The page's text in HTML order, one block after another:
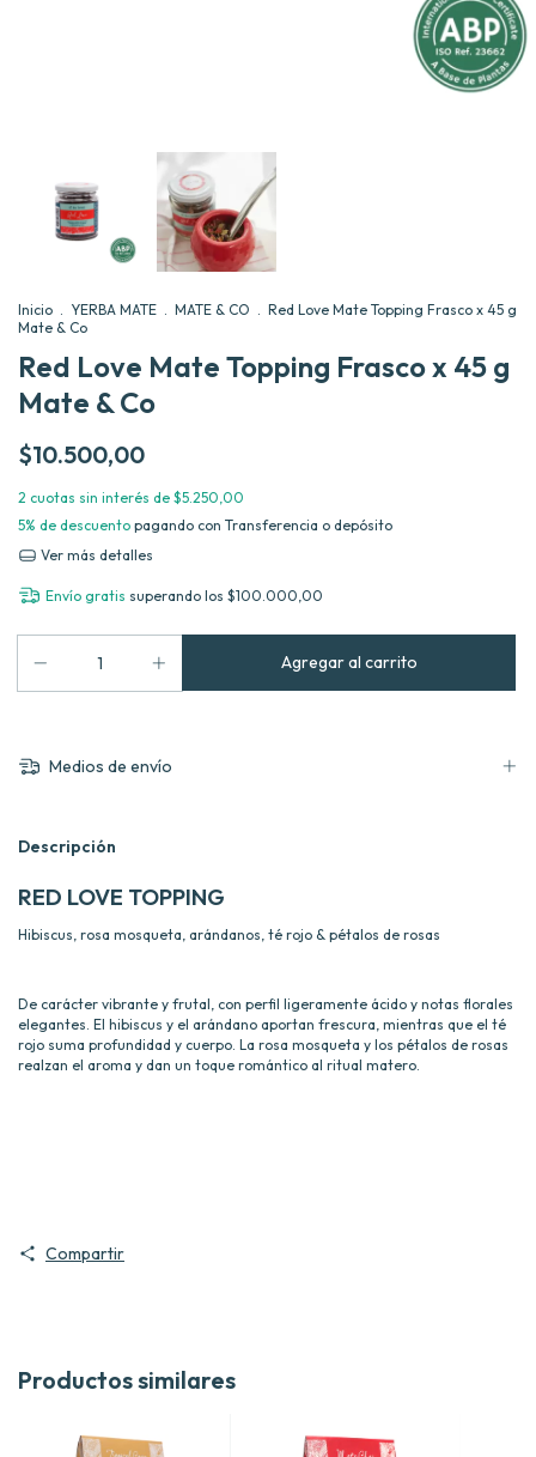
Inicio . YERBA MATE . MATE & CO . Red Love Mate Topping Frasco x 45 g
Mate & Co
Red Love Mate Topping Frasco x 45 g
Mate & Co
$10.500,00
2 cuotas sin interés de $5.250,00
5% de descuento pagando con Transferencia o depósito
Ver más detalles
Envío gratis superando los $100.000,00
Medios de envío
Descripción
RED LOVE TOPPING
Hibiscus, rosa mosqueta, arándanos, té rojo & pétalos de rosas
De carácter vibrante y frutal, con perfil ligeramente ácido y notas florales
elegantes. El hibiscus y el arándano aportan frescura, mientras que el té
rojo suma profundidad y cuerpo. La rosa mosqueta y los pétalos de rosas
realzan el aroma y dan un toque romántico al ritual matero.
Compartir
Productos similares